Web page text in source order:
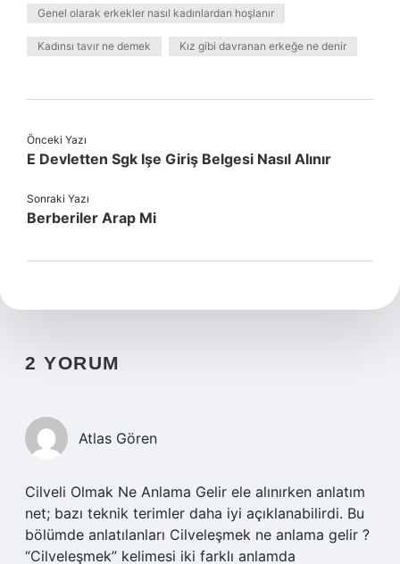
Genel olarak erkekler nasıl kadınlardan hoşlanır
Kadınsı tavır ne demek Kız gibi davranan erkeğe ne denir
Önceki Yazı
E Devletten Sgk Işe Giriş Belgesi Nasıl Alınır
Sonraki Yazı
Berberiler Arap Mi
2 YORUM
Atlas Gören
Cilveli Olmak Ne Anlama Gelir ele alınırken anlatım
net; bazı teknik terimler daha iyi açıklanabilirdi. Bu
bölümde anlatılanları Cilveleşmek ne anlama gelir ?
“Cilveleşmek” kelimesi iki farklı anlamda